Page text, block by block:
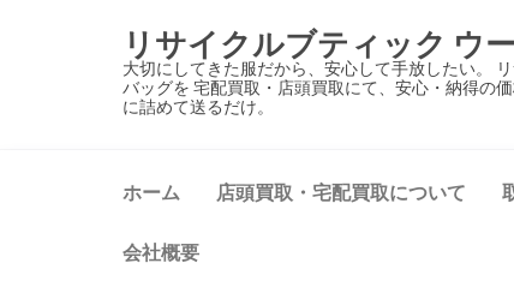
リサイクルブティック ウ
大切にしてきた服だから、安心して手放したい。
バッグを 宅配買取・店頭買取にて、安心・納得の
に詰めて送るだけ。
ホーム 店頭買取・宅配買取について
会社概要